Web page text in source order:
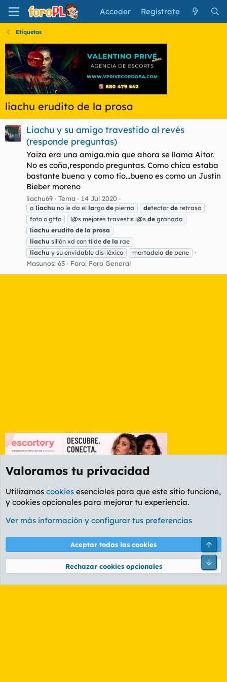
Acceder Regístrate
Etiquetas
liachu erudito de la prosa
Liachu y su amigo travestido al revés
(responde preguntas)
Yaiza era una amiga.mia que ahora se llama Aitor.
No es coña,respondo preguntas. Como chica estaba
bastante buena y como tío...bueno es como un Justin
Bieber moreno
liachu69 Tema 14 Jul 2020
a liachu no le da el largo de pierna detector de retraso
foto o gtfo
l@s mejores travestis l@s de granada
liachu erudito de la prosa
liachu sillón xd con tilde de la rae
liachu y su envidable dis-léxico mortadela de pene
Masunos: 65 Foro: Foro General
Etiquetas
Cookies
PL OLDSTYLE AMARILLO
Términos y reglas Política de privacidad Ayuda
Community platform by XenForo® © 2010-2026 XenForo Ltd.
Valoramos tu privacidad
Utilizamos cookies esenciales para que este sitio funcione,
y cookies opcionales para mejorar tu experiencia.
Ver más información y configurar tus preferencias
Aceptar todas las cookies
Rechazar cookies opcionales
Pie